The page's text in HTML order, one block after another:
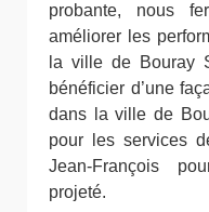
probante, nous
améliorer les
la ville de Bouray
bénéficier d’une
dans la ville de
pour les services
Jean-François
projeté.